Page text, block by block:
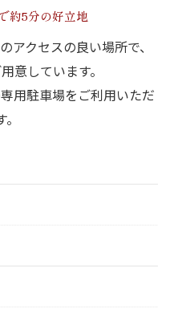
約5分の好立地
アクセスの良い場所で、
意しています。
用駐車場をご利用いただ